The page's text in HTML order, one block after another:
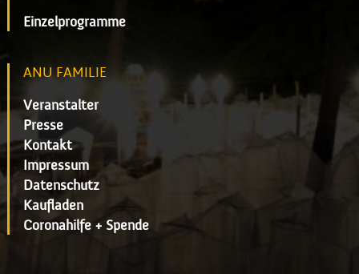
Einzelprogramme
ANU FAMILIE
Veranstalter
Presse
Kontakt
Impressum
Datenschutz
Kaufladen
Coronahilfe + Spende